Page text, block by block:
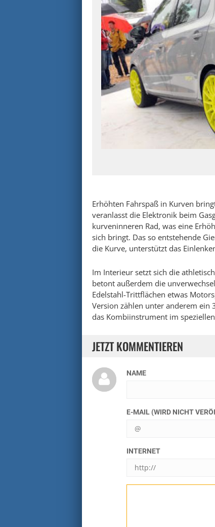
Erhöhten Fahrspaß in Kurven
veranlasst die Elektronik beim
kurveninneren Rad, was eine
sich bringt. Das so entstehende
die Kurve, unterstützt das
Im Interieur setzt sich die
betont außerdem die
Edelstahl-Trittflächen etwas
Version zählen unter anderem ein
das Kombiinstrument im speziellen
JETZT KOMMENTIEREN
NAME
E-MAIL (WIRD NICHT
INTERNET